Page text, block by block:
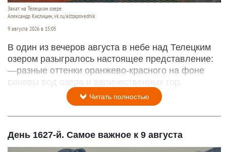
Закат на Телецком озере.
Александр Кислицин, vk.ru/altzapovednik
9 августа 2026 в 15:05
В один из вечеров августа в небе над Телецким
озером разыгралось настоящее представление:
—разные оттенки оранжево-красного на фоне
синевы вод озера и величественных гор.
Читать полностью
День 1627-й. Самое важное к 9 августа